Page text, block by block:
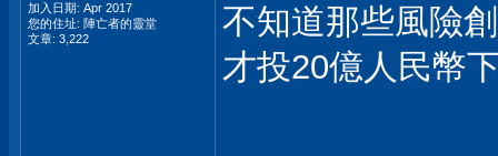
加入日期: Apr 2017
您的住址: 陣亡者的靈堂
文章: 3,222
不知道那些風險
才投20億人民幣